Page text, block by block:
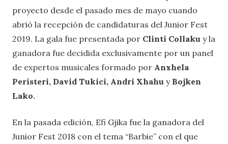
proyecto desde el pasado mes de mayo cuando
abrió la recepción de candidaturas del Junior Fest
2019. La gala fue presentada por Clinti Collaku y la
ganadora fue decidida exclusivamente por un panel
de expertos musicales formado por Anxhela
Peristeri, David Tukici, Andri Xhahu yBojken
Lako.
En la pasada edición, Efi Gjika fue la ganadora del
Junior Fest 2018 con el tema “Barbie” con el que